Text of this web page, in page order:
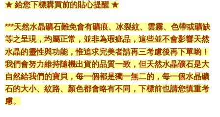
★ 給您下標購買前的貼心提醒 ★
***天然水晶礦石難免會有礦痕、冰裂紋、雲霧、色帶或礦缺
等之呈現，均屬正常，並非為瑕疵品，這些並不會影響天然
水晶的靈性與功能，惟追求完美者請再三考慮後再下單喲！
我們會努力維持隨機出貨的品質一致，但天然水晶礦石是大
自然給我們的寶貝，每一個都是獨一無二的，每一個水晶礦
石的大小、紋路、顏色都會略有不同，下標前也請您慎重考
慮。